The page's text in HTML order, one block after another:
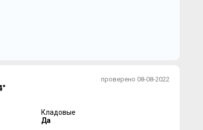
проверено 08-08-2022
Кладовые
Да